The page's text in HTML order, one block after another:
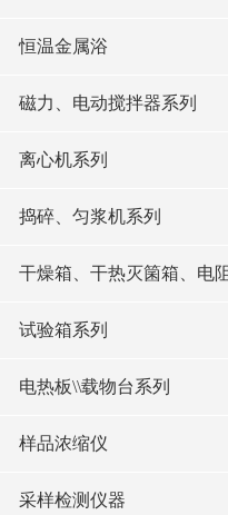
恒温金属浴
磁力、电动搅拌器系列
离心机系列
捣碎、匀浆机系列
试验箱系列
电热板\\载物台系列
样品浓缩仪
采样检测仪器